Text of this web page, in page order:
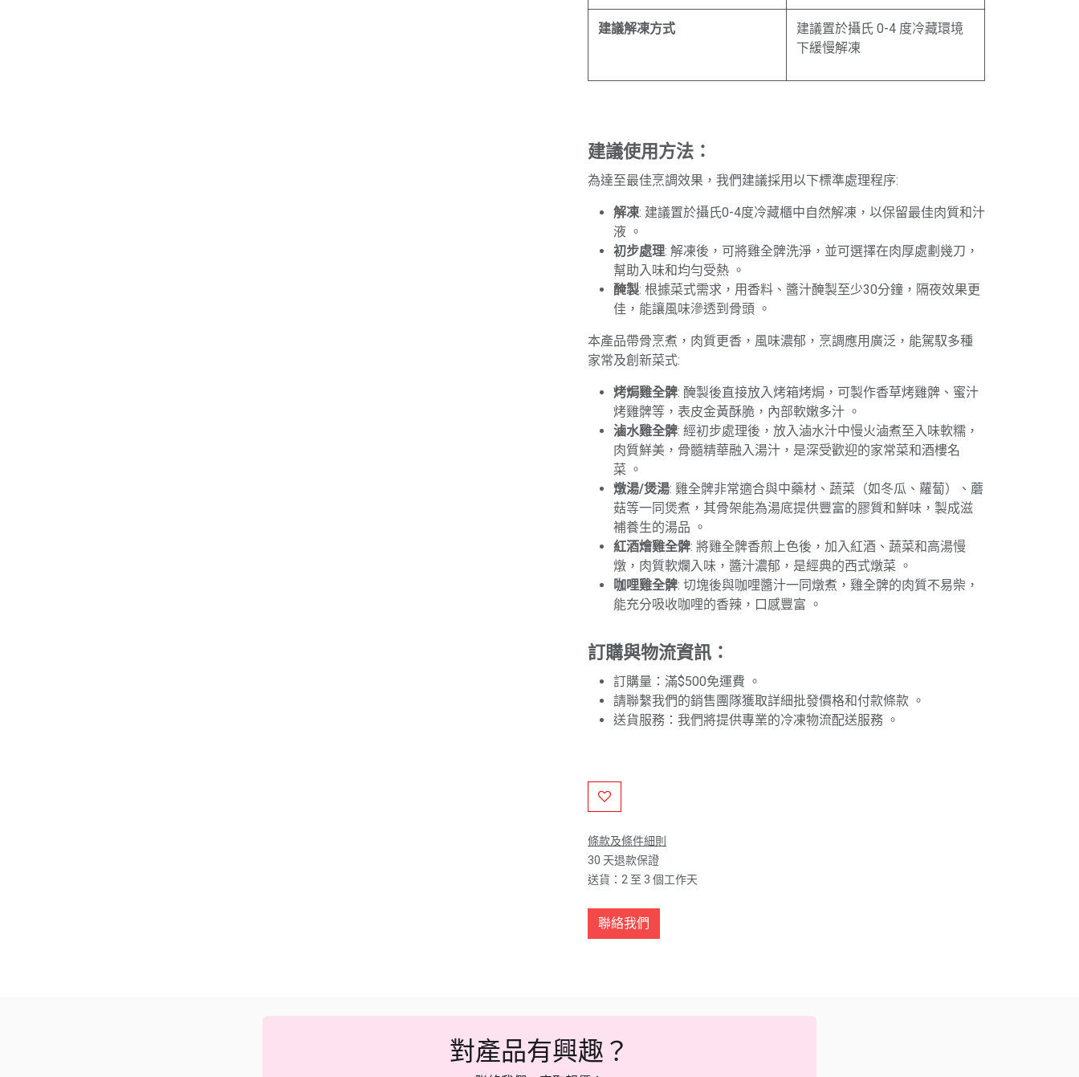
建議解凍方式
建議置於攝氏 0-4 度冷藏環境
下緩慢解凍
建議使用方法：
為達至最佳烹調效果，我們建議採用以下標準處理程序:
解凍: 建議置於攝氏0-4度冷藏櫃中自然解凍，以保留最佳肉質和汁
液 。
初步處理: 解凍後，可將雞全髀洗淨，並可選擇在肉厚處劃幾刀，
幫助入味和均勻受熱 。
醃製: 根據菜式需求，用香料、醬汁醃製至少30分鐘，隔夜效果更
佳，能讓風味滲透到骨頭 。
本產品帶骨烹煮，肉質更香，風味濃郁，烹調應用廣泛，能駕馭多種
家常及創新菜式:
烤焗雞全髀: 醃製後直接放入烤箱烤焗，可製作香草烤雞髀、蜜汁
烤雞髀等，表皮金黃酥脆，內部軟嫩多汁 。
滷水雞全髀: 經初步處理後，放入滷水汁中慢火滷煮至入味軟糯，
肉質鮮美，骨髓精華融入湯汁，是深受歡迎的家常菜和酒樓名
菜 。
燉湯/煲湯: 雞全髀非常適合與中藥材、蔬菜（如冬瓜、蘿蔔）、蘑
菇等一同煲煮，其骨架能為湯底提供豐富的膠質和鮮味，製成滋
補養生的湯品 。
紅酒燴雞全髀: 將雞全髀香煎上色後，加入紅酒、蔬菜和高湯慢
燉，肉質軟爛入味，醬汁濃郁，是經典的西式燉菜 。
咖哩雞全髀: 切塊後與咖哩醬汁一同燉煮，雞全髀的肉質不易柴，
能充分吸收咖哩的香辣，口感豐富 。
訂購與物流資訊：
訂購量：滿$500免運費 。
請聯繫我們的銷售團隊獲取詳細批發價格和付款條款 。
送貨服務：我們將提供專業的冷凍物流配送服務 。
條款及條件細則
30 天退款保證
送貨：2 至 3 個工作天
聯絡我們
對產品有興趣？